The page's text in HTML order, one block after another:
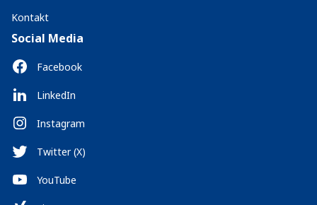
Kontakt
Social Media
Facebook
LinkedIn
Instagram
Twitter (X)
YouTube